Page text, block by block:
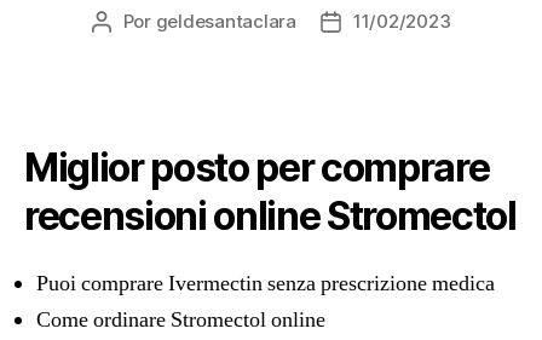
Autor
Por geldesantaclara
Data11/02/2023
Miglior posto per comprare
recensioni online Stromectol
Puoi comprare Ivermectin senza prescrizione medica
Come ordinare Stromectol online